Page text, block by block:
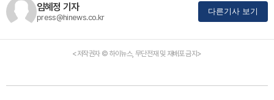
임혜정 기자
press@hinews.co.kr
다른기사 보기
<저작권자 © 하이뉴스, 무단전재 및 재배포 금지>